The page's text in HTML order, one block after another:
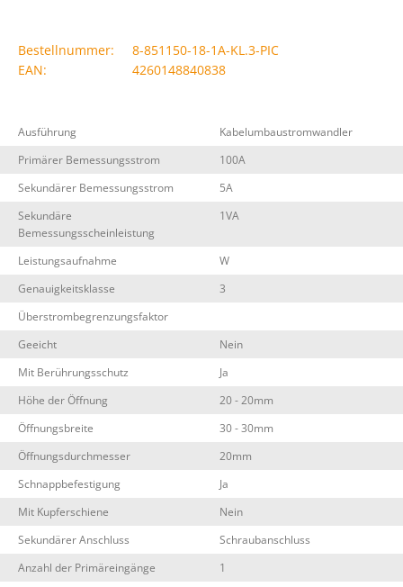
Bestellnummer:
8-851150-18-1A-KL.3-PIC
EAN:
4260148840838
Ausführung
Kabelumbaustromwandler
Primärer Bemessungsstrom
100A
Sekundärer Bemessungsstrom
5A
Sekundäre
Bemessungsscheinleistung
1VA
Leistungsaufnahme
W
Genauigkeitsklasse
3
Überstrombegrenzungsfaktor
Geeicht
Nein
Mit Berührungsschutz
Ja
Höhe der Öffnung
20 - 20mm
Öffnungsbreite
30 - 30mm
Öffnungsdurchmesser
20mm
Schnappbefestigung
Ja
Mit Kupferschiene
Nein
Sekundärer Anschluss
Schraubanschluss
Anzahl der Primäreingänge
1